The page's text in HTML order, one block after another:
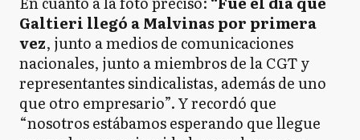
Galtieri llegó a Malvinas por primera
vez, junto a medios de comunicaciones
nacionales, junto a miembros de la CGT y
representantes sindicalistas, además de uno
que otro empresario”. Y recordó que
“nosotros estábamos esperando que llegue